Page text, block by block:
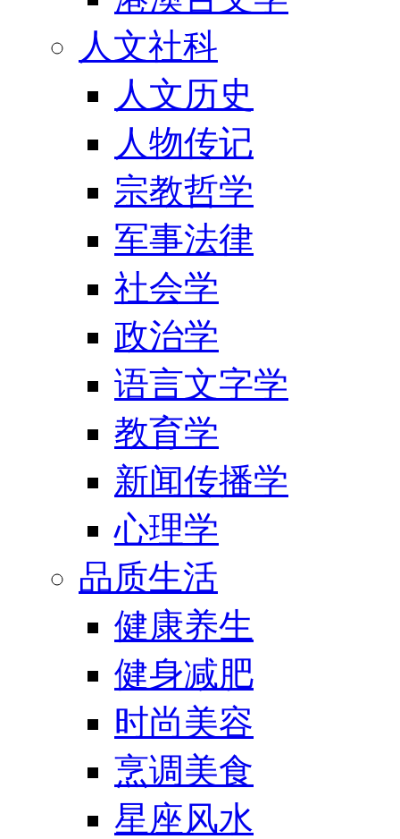
人文社科
人文历史
人物传记
宗教哲学
军事法律
社会学
政治学
语言文字学
教育学
新闻传播学
心理学
品质生活
健康养生
健身减肥
时尚美容
烹调美食
星座风水